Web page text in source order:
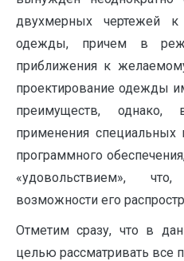
двухмерных чертежей
одежды, причем в
приближения к
проектирование одежды
преимуществ, однако,
применения специальных
программного
«удовольствием»,
возможности его
Отметим сразу, что в
целью рассматривать все